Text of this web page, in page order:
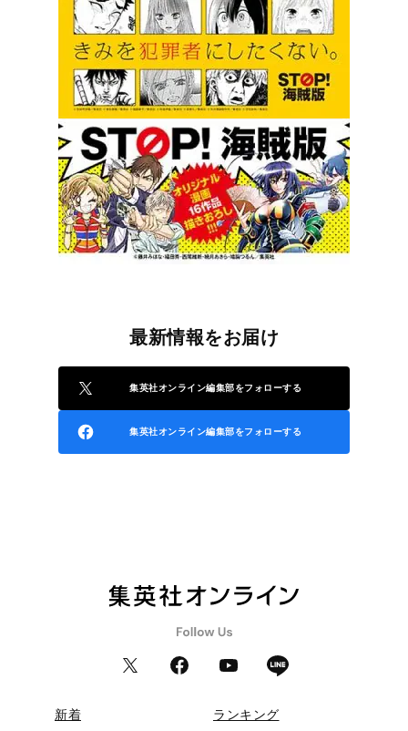
最新情報をお届け
集英社オンライン編集部をフォローする
集英社オンライン編集部をフォローする
新着 ランキング